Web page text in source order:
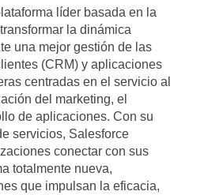
líder basada en la
la dinámica
una mejor gestión de las
(CRM) y aplicaciones
centradas en el servicio al
del marketing, el
de aplicaciones. Con su
servicios, Salesforce
conectar con sus
totalmente nueva,
que impulsan la eficacia,